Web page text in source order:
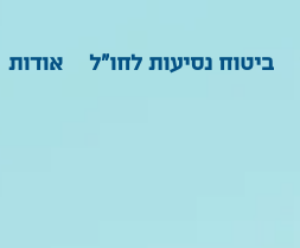
ביטוח נסיעות לחו"ל אודות